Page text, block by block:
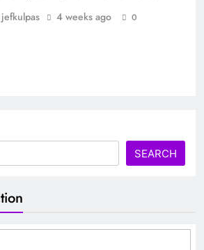
jefkulpas 4 weeks ago 0
SEARCH